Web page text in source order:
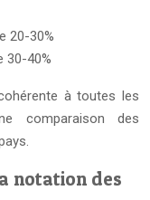
20-30%
30-40%
à toutes les
comparaison des
notation des